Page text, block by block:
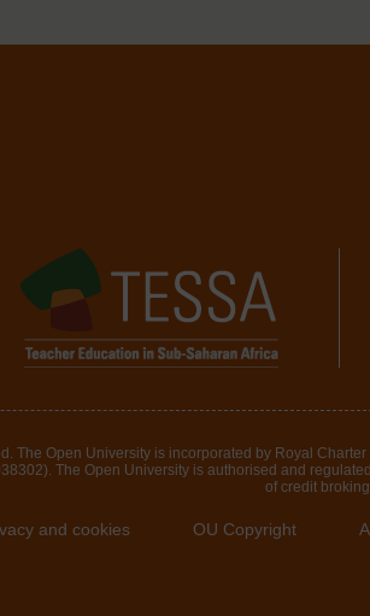
The Open University is incorporated by Royal
The Open University is authorised and
of credit
and cookies OU Copyright